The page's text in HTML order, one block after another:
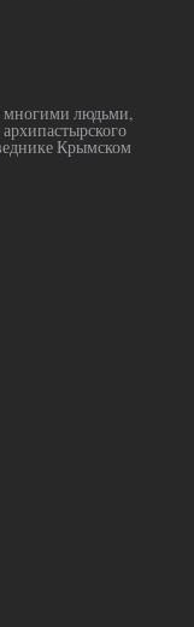
многими людьми,
Крымском